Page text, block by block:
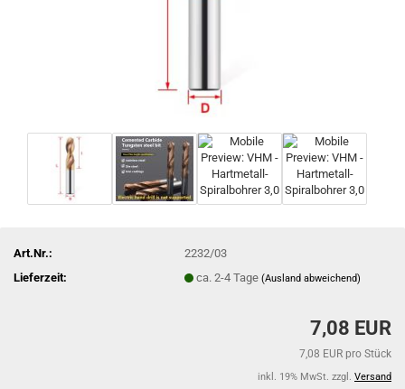
Art.Nr.:
2232/03
Lieferzeit:
ca. 2-4 Tage(Ausland abweichend)
7,08 EUR
7,08 EUR pro Stück
inkl. 19% MwSt. zzgl. Versand